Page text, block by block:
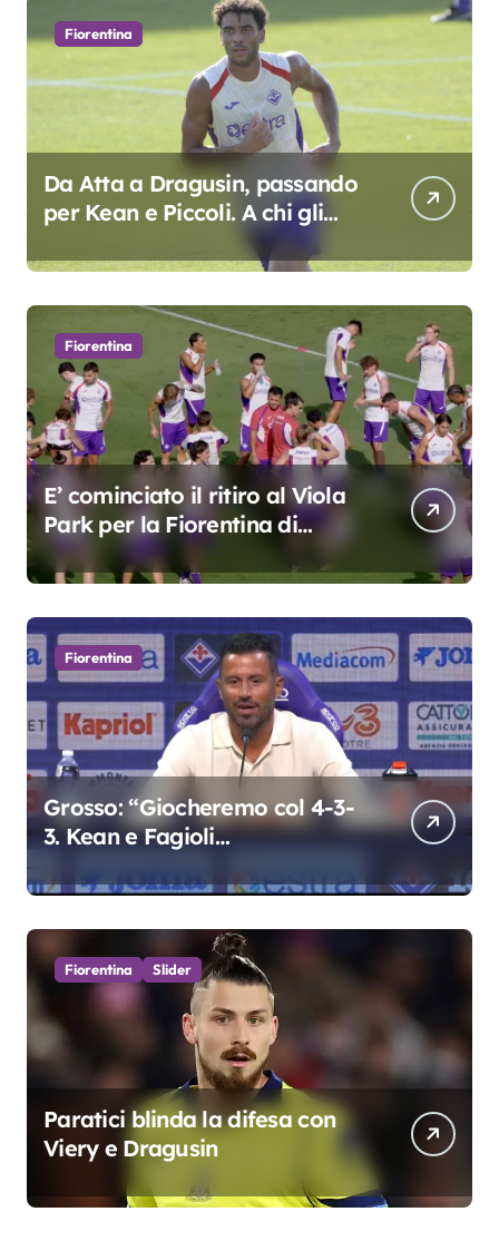
Fiorentina
Da Atta a Dragusin, passando
per Kean e Piccoli. A chi gli
oscar del precampionato?
Fiorentina
E’ cominciato il ritiro al Viola
Park per la Fiorentina di
Grosso
Fiorentina
Grosso: “Giocheremo col 4-3-
3. Kean e Fagioli
colpo”
Fiorentina Slider
Paratici blinda la difesa con
Viery e Dragusin